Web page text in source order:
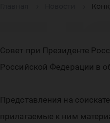
Совет при Президенте
Российской Федерации в
Представления на
прилагаемые к ним